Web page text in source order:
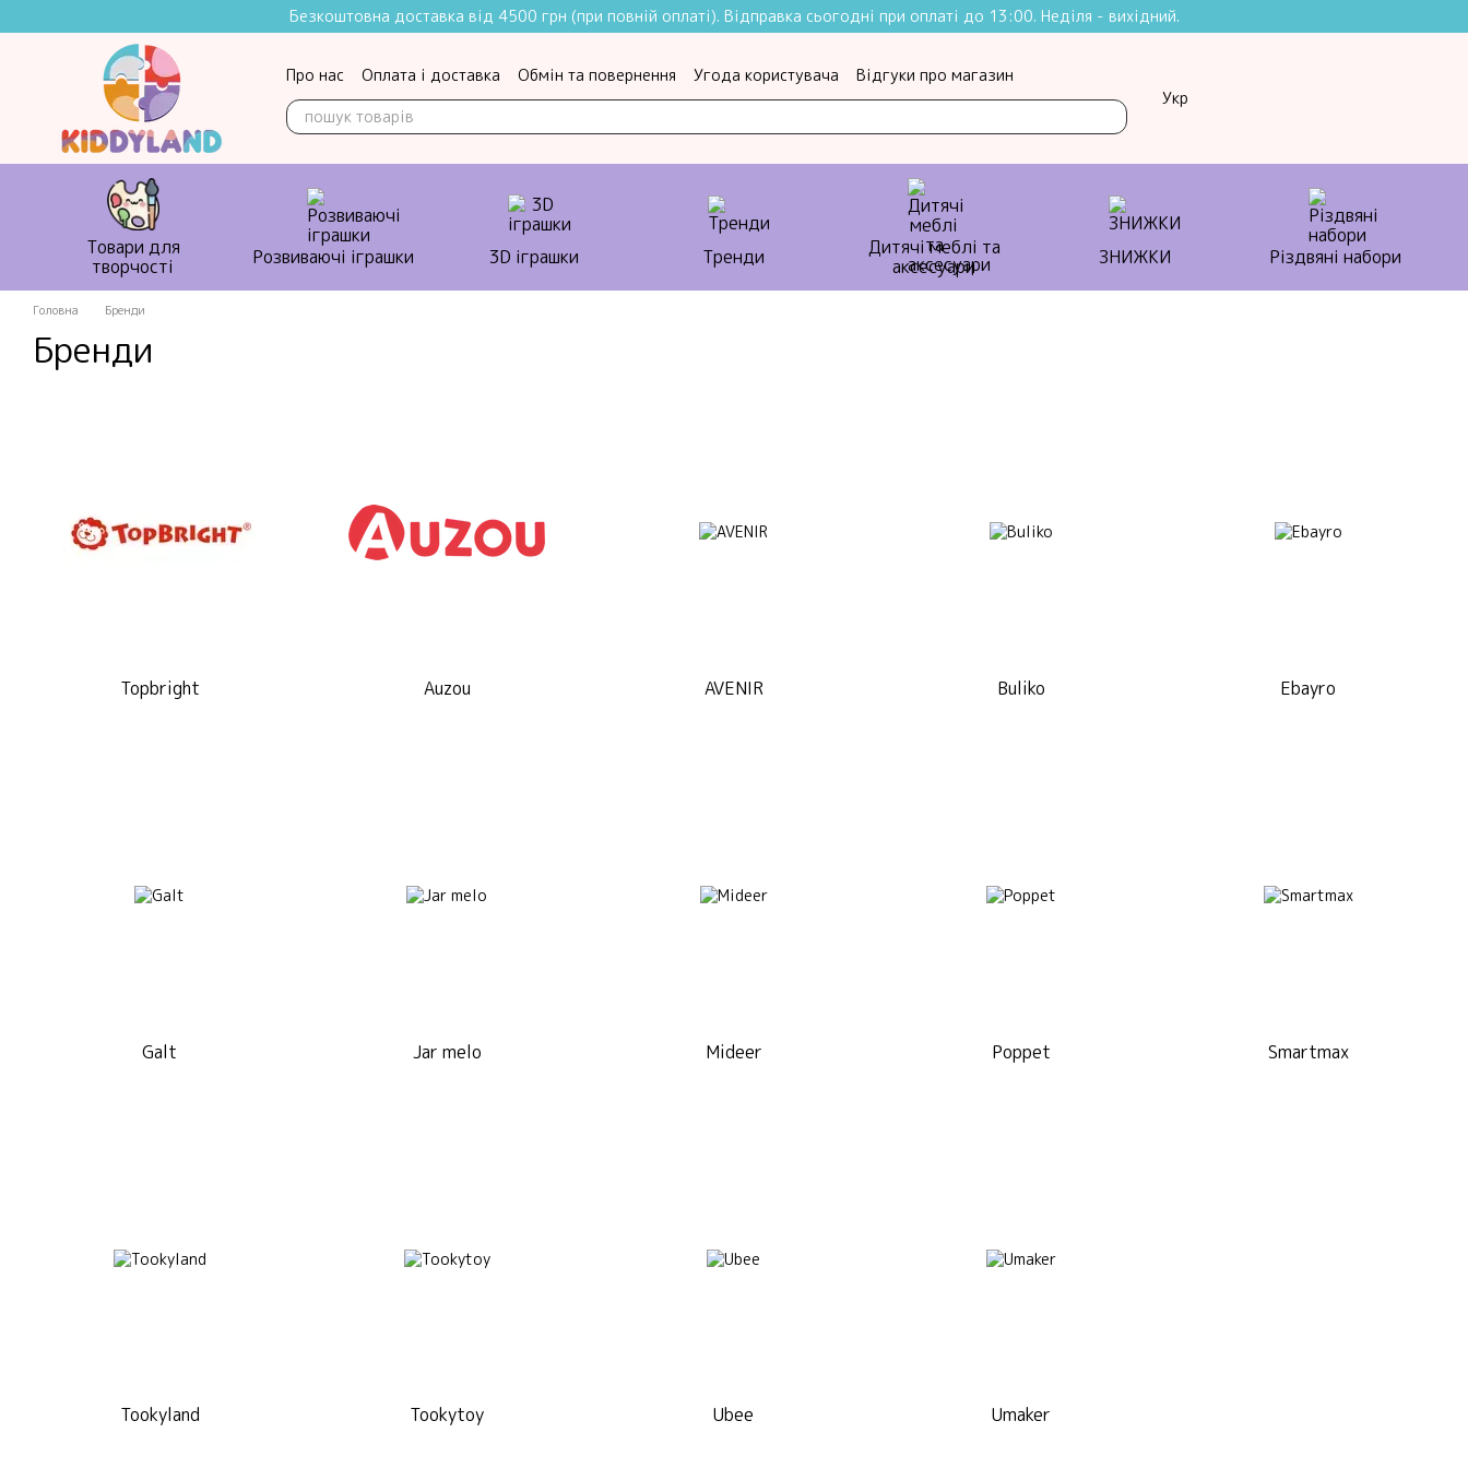
Безкоштовна доставка від 4500 грн (при повній оплаті). Відправка сьогодні при оплаті до 13:00. Неділя - вихідний.
Про нас Оплата і доставка Обмін та повернення Угода користувача
Відгуки про магазин
Контактна інформація
Укр
Товари для
творчості
Розвиваючі іграшки 3D іграшки Тренди
Дитячі меблі та
аксесуари
ЗНИЖКИ Різдвяні набори
Головна Бренди
Бренди
Topbright Auzou AVENIR Buliko Ebayro
Galt Jar melo Mideer Poppet Smartmax
Tookyland Tookytoy Ubee Umaker